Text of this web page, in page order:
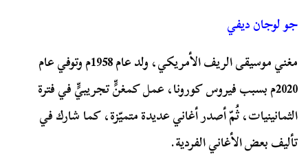
جو لوجان ديفي
مغني موسيقى الريف الأمريكي، ولد عام 1958م وتوفي عام
2020م بسبب فيروس كورونا، عمل كمغنٍّ تجريبيٍّ في فترة
الثمانينيات، ثُمّ أصدر أغاني عديدة متميّزة، كما شارك في
تأليف بعض الأغاني الفردية.